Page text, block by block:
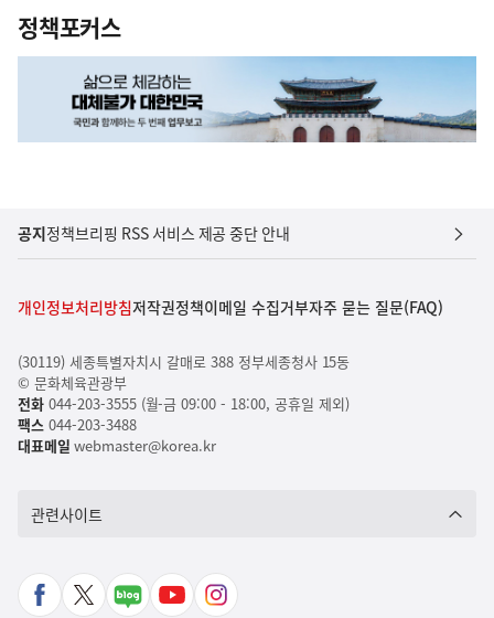
정책포커스
공지정책브리핑 RSS 서비스 제공 중단 안내
개인정보처리방침저작권정책이메일 수집거부자주 묻는 질문(FAQ)
(30119) 세종특별자치시 갈매로 388 정부세종청사 15동
© 문화체육관광부
전화044-203-3555 (월-금 09:00 - 18:00, 공휴일 제외)
팩스044-203-3488
대표메일 webmaster@korea.kr
관련사이트
페
X
네
유
인